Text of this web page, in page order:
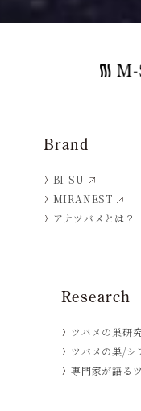
Brand
BI-SU
MIRANEST
アナツバメとは？
Research
ツバメの巣研
ツバメの巣/シ
専門家が語る